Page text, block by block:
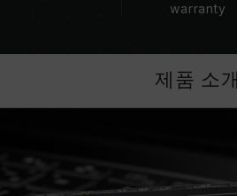
warranty
제품 소개